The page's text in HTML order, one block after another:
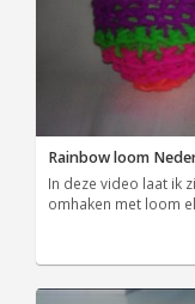
Rainbow loom
In deze video laat ik
omhaken met loom